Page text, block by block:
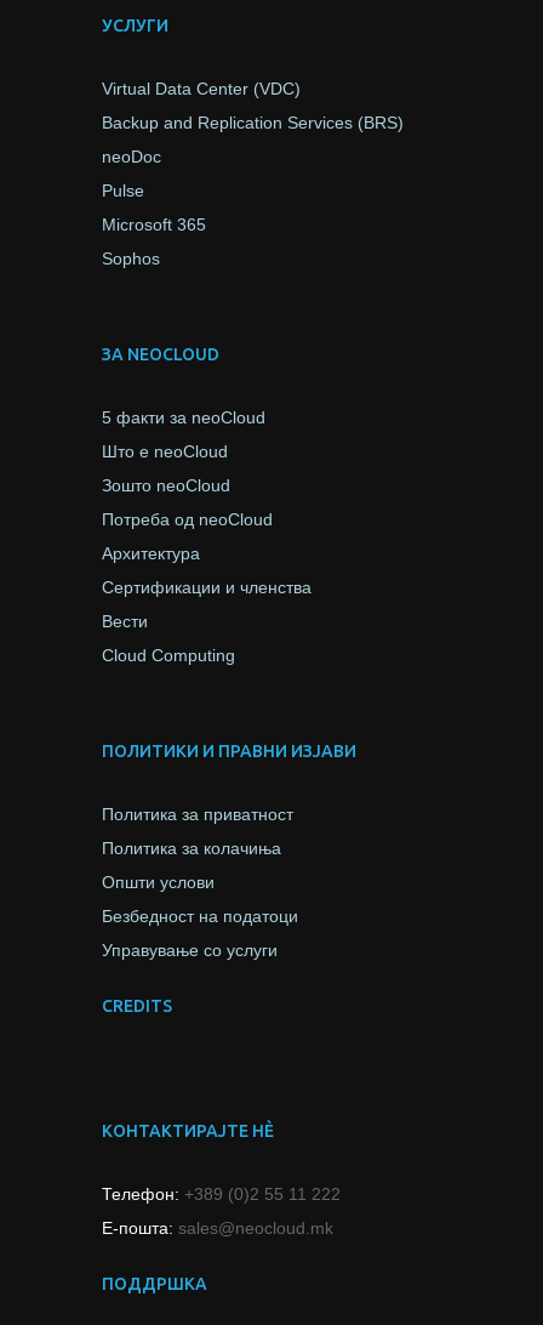
УСЛУГИ
Virtual Data Center (VDC)
Backup and Replication Services (BRS)
neoDoc
Pulse
Microsoft 365
Sophos
ЗА NEOCLOUD
5 факти за neoCloud
Што е neoCloud
Зошто neoCloud
Потреба од neoCloud
Архитектура
Сертификации и членства
Вести
Cloud Computing
ПОЛИТИКИ И ПРАВНИ ИЗЈАВИ
Политика за приватност
Политика за колачиња
Општи услови
Безбедност на податоци
Управување со услуги
CREDITS
КОНТАКТИРАЈТЕ НЀ
Телефон: +389 (0)2 55 11 222
Е-пошта: sales@neocloud.mk
ПОДДРШКА